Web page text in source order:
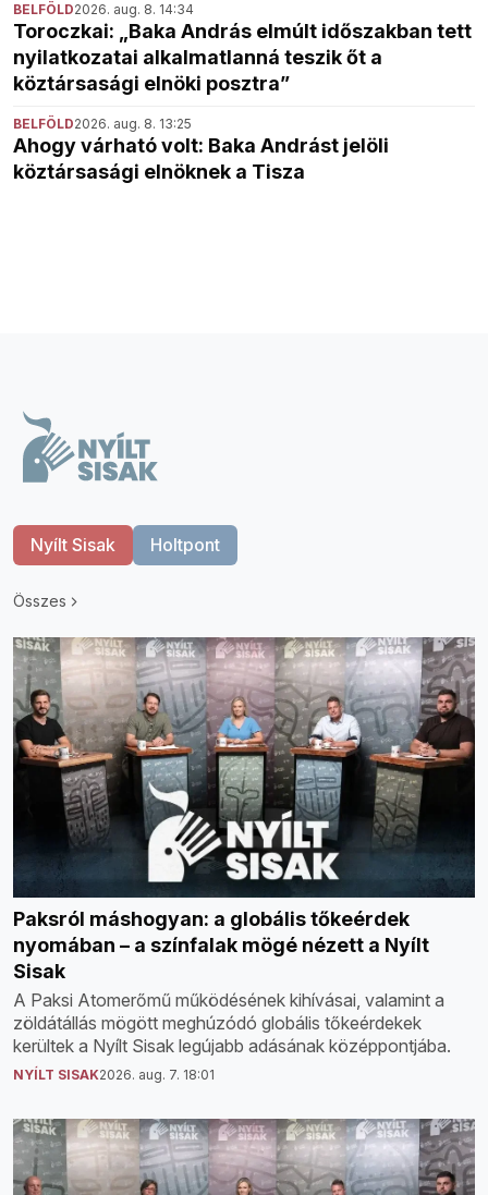
BELFÖLD2026. aug. 8. 14:34
Toroczkai: „Baka András elmúlt időszakban tett
nyilatkozatai alkalmatlanná teszik őt a
köztársasági elnöki posztra”
BELFÖLD2026. aug. 8. 13:25
Ahogy várható volt: Baka Andrást jelöli
köztársasági elnöknek a Tisza
Nyílt Sisak Holtpont
Összes
Paksról máshogyan: a globális tőkeérdek
nyomában – a színfalak mögé nézett a Nyílt
Sisak
A Paksi Atomerőmű működésének kihívásai, valamint a
zöldátállás mögött meghúzódó globális tőkeérdekek
kerültek a Nyílt Sisak legújabb adásának középpontjába.
NYÍLT SISAK2026. aug. 7. 18:01